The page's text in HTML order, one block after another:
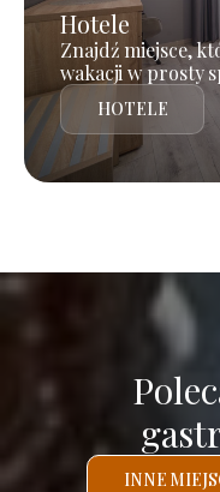
Hotele
Znajdź miejsce,
wakacji w prosty
HOTELE
INNE